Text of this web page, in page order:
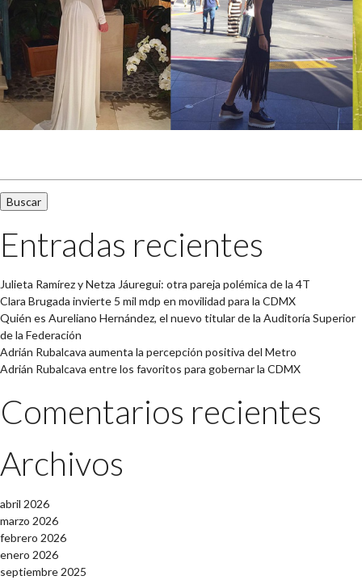
Entradas recientes
Julieta Ramírez y Netza Jáuregui: otra pareja polémica de la 4T
Clara Brugada invierte 5 mil mdp en movilidad para la CDMX
Quién es Aureliano Hernández, el nuevo titular de la Auditoría Superior
de la Federación
Adrián Rubalcava aumenta la percepción positiva del Metro
Adrián Rubalcava entre los favoritos para gobernar la CDMX
Comentarios recientes
Archivos
abril 2026
marzo 2026
febrero 2026
enero 2026
septiembre 2025